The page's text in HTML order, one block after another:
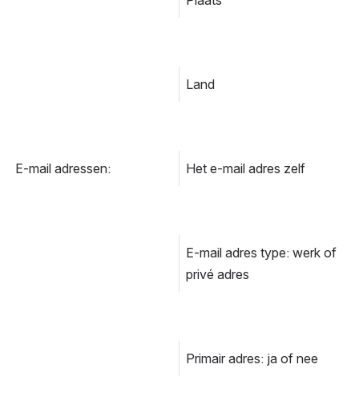
Land
E-mail adressen: Het e-mail adres zelf
E-mail adres type: werk of
privé adres
Primair adres: ja of nee